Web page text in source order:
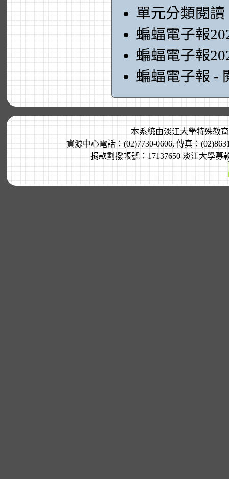
單元分類閱讀
蝙蝠電子報
蝙蝠電子報
蝙蝠電子報 -
本系統由淡江大學特殊教
資源中心電話：(02)7730-0606, 傳真：
捐款劃撥帳號：17137650 淡江大學